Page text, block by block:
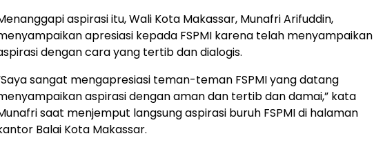
aspirasi itu, Wali Kota Makassar, Munafri Arifuddin,
apresiasi kepada FSPMI karena telah menyampaikan
dengan cara yang tertib dan dialogis.
sangat mengapresiasi teman-teman FSPMI yang datang
aspirasi dengan aman dan tertib dan damai,” kata
saat menjemput langsung aspirasi buruh FSPMI di halaman
Balai Kota Makassar.